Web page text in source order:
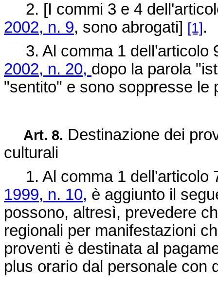
2. [I commi 3 e 4
2002, n. 9, sono abrogati] [1].
3. Al comma 1 dell'articolo
2002, n. 20, dopo la parola
"sentito" e sono soppresse le
Art. 8. Destinazione dei
culturali
1. Al comma 1 dell'articolo
1999, n. 10, è aggiunto il
possono, altresì, prevedere
regionali per manifestazioni
proventi è destinata al
plus orario dal personale con